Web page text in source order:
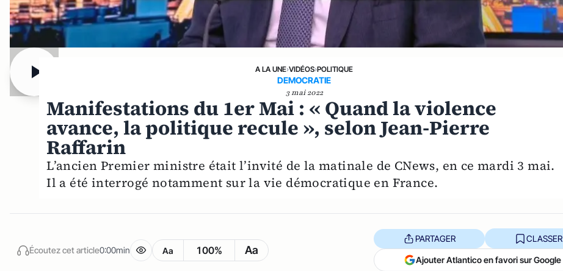
A LA UNE›VIDÉOS›POLITIQUE
DEMOCRATIE
3 mai 2022
Manifestations du 1er Mai : « Quand la violence
avance, la politique recule », selon Jean-Pierre
Raffarin
L’ancien Premier ministre était l’invité de la matinale de CNews, en ce mardi 3 mai.
Il a été interrogé notamment sur la vie démocratique en France.
Écoutez cet article0:00min Aa 100% Aa
PARTAGER CLASSER
Ajouter Atlantico en favori sur Google